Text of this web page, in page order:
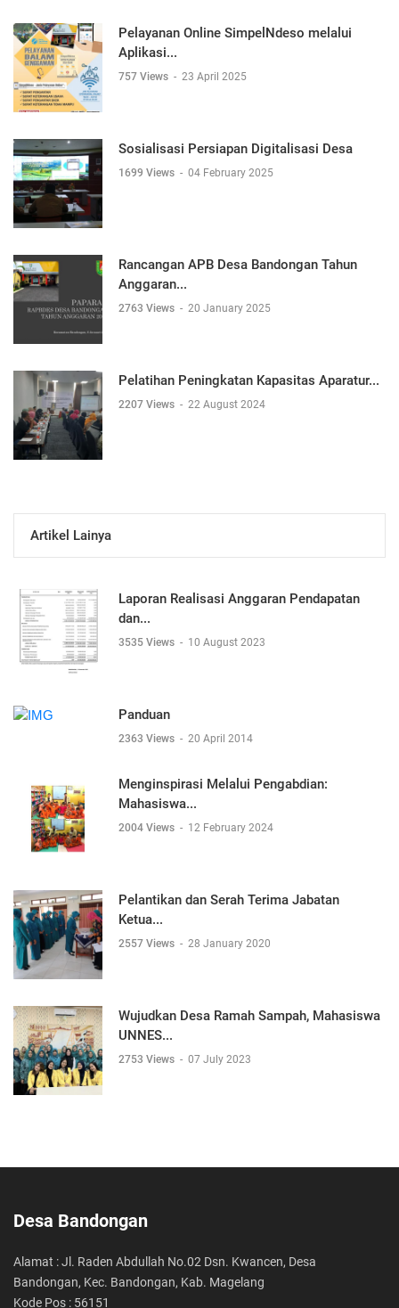
Pelayanan Online SimpelNdeso melalui
Aplikasi...
757 Views - 23 April 2025
Sosialisasi Persiapan Digitalisasi Desa
1699 Views - 04 February 2025
Rancangan APB Desa Bandongan Tahun
Anggaran...
2763 Views - 20 January 2025
Pelatihan Peningkatan Kapasitas Aparatur...
2207 Views - 22 August 2024
Artikel Lainya
Laporan Realisasi Anggaran Pendapatan
dan...
3535 Views - 10 August 2023
Panduan
2363 Views - 20 April 2014
Menginspirasi Melalui Pengabdian:
Mahasiswa...
2004 Views - 12 February 2024
Pelantikan dan Serah Terima Jabatan
Ketua...
2557 Views - 28 January 2020
Wujudkan Desa Ramah Sampah, Mahasiswa
UNNES...
2753 Views - 07 July 2023
Desa Bandongan
Alamat : Jl. Raden Abdullah No.02 Dsn. Kwancen, Desa
Bandongan, Kec. Bandongan, Kab. Magelang
Kode Pos : 56151